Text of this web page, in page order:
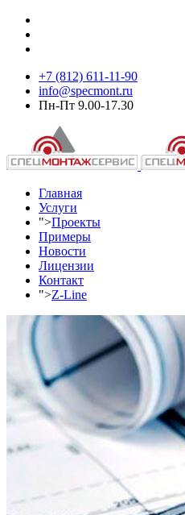
+7 (812) 611-11-90
info@specmont.ru
Пн-Пт 9.00-17.30
Главная
Услуги
">Проекты
Примеры
Новости
Лицензии
Контакт
">Z-Line